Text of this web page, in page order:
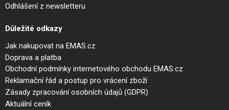
Odhlášení z newsletteru
Důležité odkazy
Jak nakupovat na EMAS.cz
Doprava a platba
Obchodní podmínky internetového obchodu EMAS.cz
Reklamační řád a postup pro vrácení zboží
Zásady zpracování osobních údajů (GDPR)
Aktuální ceník